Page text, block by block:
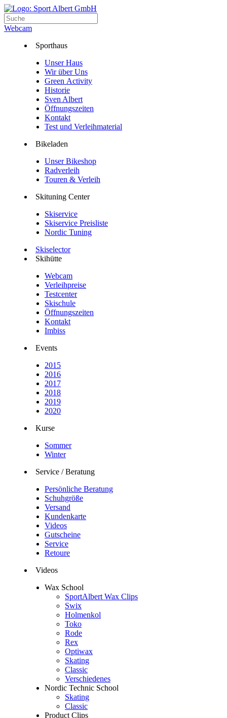
Webcam
Sporthaus
Unser Haus
Wir über Uns
Green Activity
Historie
Sven Albert
Öffnungszeiten
Kontakt
Test und Verleihmaterial
Bikeladen
Unser Bikeshop
Radverleih
Touren & Verleih
Skituning Center
Skiservice
Skiservice Preisliste
Nordic Tuning
Skiselector
Skihütte
Webcam
Verleihpreise
Testcenter
Skischule
Öffnungszeiten
Kontakt
Imbiss
Events
2015
2016
2017
2018
2019
2020
Kurse
Sommer
Winter
Service / Beratung
Persönliche Beratung
Schuhgröße
Versand
Kundenkarte
Videos
Gutscheine
Service
Retoure
Videos
Wax School
SportAlbert Wax Clips
Swix
Holmenkol
Toko
Rode
Rex
Optiwax
Skating
Classic
Verschiedenes
Nordic Technic School
Skating
Classic
Product Clips